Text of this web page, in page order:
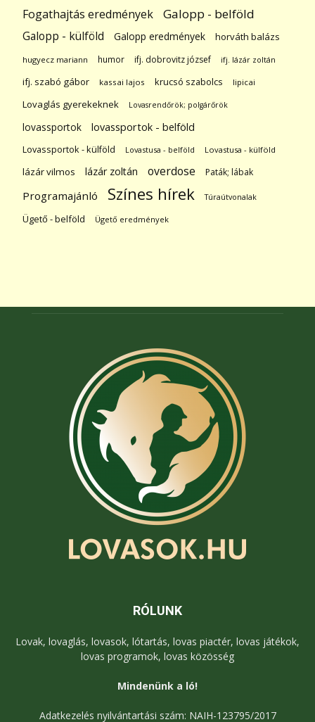
Fogathajtás eredmények Galopp - belföld
Galopp - külföld Galopp eredmények horváth balázs
hugyecz mariann humor ifj. dobrovitz józsef ifj. lázár zoltán
ifj. szabó gábor kassai lajos krucsó szabolcs lipicai
Lovaglás gyerekeknek Lovasrendőrök; polgárőrök
lovassportok lovassportok - belföld
Lovassportok - külföld Lovastusa - belföld Lovastusa - külföld
lázár vilmos lázár zoltán overdose Paták; lábak
Programajánló Színes hírek Túraútvonalak
Ügető - belföld Ügető eredmények
RÓLUNK
Lovak, lovaglás, lovasok, lótartás, lovas piactér, lovas játékok,
lovas programok, lovas közösség
Mindenünk a ló!
Adatkezelés nyilvántartási szám: NAIH-123795/2017